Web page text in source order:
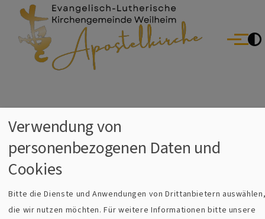
Direkt zum Inhalt
Evang.-Luth. Kirchengemeinde Weilheim
Menü
Breadcrumb#Konfirmation
#Konfirmation
Konfirmation
Verwendung von
personenbezogenen Daten und
Cookies
Bitte die Dienste und Anwendungen von Drittanbietern
die wir nutzen möchten.Für weitere Informationen bitte unsere